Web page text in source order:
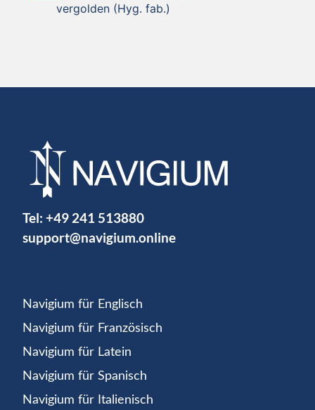
vergolden (Hyg. fab.)
Tel: +49 241 513880
support@navigium.online
Navigium für Englisch
Navigium für Französisch
Navigium für Latein
Navigium für Spanisch
Navigium für Italienisch